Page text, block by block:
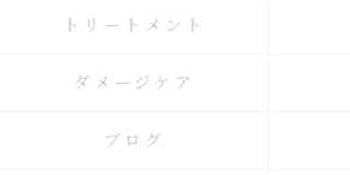
トリートメント
ダメージケア
ブログ